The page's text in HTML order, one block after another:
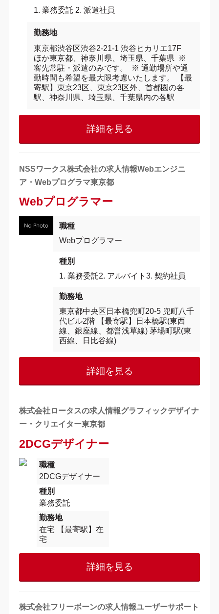
1. 業務委託 2. 派遣社員
勤務地
東京都渋谷区渋谷2-21-1 渋谷ヒカリエ17F
ほか東京都、神奈川県、埼玉県、千葉県 ※
客先常駐・派遣のみです。 ※ 通勤場所や通
勤時間も希望を最大限考慮いたします。 【最
寄駅】東京23区、東京23区外、首都圏の各
駅、神奈川県、埼玉県、千葉県内の各駅
詳細を見る
NSSワークス株式会社の求人情報Webエンジニ
ア・Webプログラマ東京都
Webプログラマー
職種
Webプログラマー
種別
1. 業務委託2. アルバイト3. 契約社員
勤務地
東京都中央区日本橋兜町20-5 兜町八千
代ビル2階 【最寄駅】日本橋駅(東西
線、銀座線、都営浅草線) 茅場町駅(東
西線、日比谷線)
詳細を見る
株式会社ロータスの求人情報グラフィックデザイナ
ー・クリエイター東京都
2DCGデザイナー
職種
2DCGデザイナー
種別
業務委託
勤務地
在宅 【最寄駅】在
宅
詳細を見る
株式会社フリーボーンの求人情報ユーザーサポート